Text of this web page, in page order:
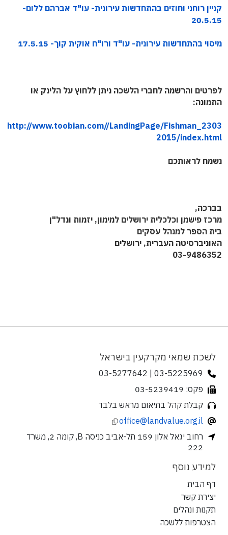
קניין רוחני וחוזים בהתחדשות עירונית- עו"ד אברהם ללום-
20.5.15
מיסוי בהתחדשות עירונית- עו"ד ורו"ח אוקית קוך- 17.5.15
לפרטים והרשמה לחברי הלשכה ניתן ללחוץ על הלינק או
התמונה:
http://www.toobian.com//LandingPage/Fishman_2303
2015/index.html
נשמח לראותכם
בברכה,
מרכז פישמן וכלכלית ירושלים למימון, יזמות ונדל"ן
בית הספר למנהל עסקים
האוניברסיטה העברית, ירושלים
03-9486352
לשכת שמאי מקרקעין בישראל
03-5225969 | 03-5277642
פקס: 03-5239419
קבלת קהל בתיאום מראש בלבד
office@landvalue.org.il
רחוב יגאל אלון 159 תל-אביב כניסה B, קומה 2, משרד
222
למידע נוסף
דף הבית
יצירת קשר
תקנות ונהלים
הצטרפות ללשכה